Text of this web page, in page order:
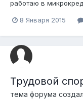
работаю в
по собственному
заявления. Директор
8 Января 2015
Трудовой
тема форума